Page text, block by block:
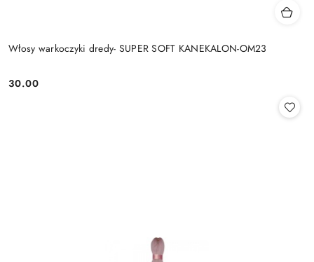
Włosy warkoczyki dredy- SUPER SOFT KANEKALON-OM23
Cena:
30.00